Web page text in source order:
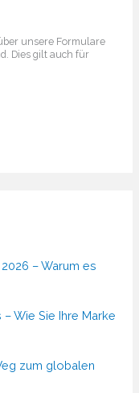
unsere Formulare
Dies gilt auch für
– Warum es
Wie Sie Ihre Marke
zum globalen